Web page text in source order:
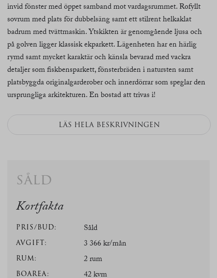
invid fönster med öppet samband mot vardagsrummet. Rofyllt
sovrum med plats för dubbelsäng samt ett stilrent helkaklat
badrum med tvättmaskin. Ytskikten är genomgående ljusa och
på golven ligger klassisk ekparkett. Lägenheten har en härlig
rymd samt mycket karaktär och känsla bevarad med vackra
detaljer som fiskbensparkett, fönsterbräden i natursten samt
platsbyggda originalgarderober och innerdörrar som speglar den
ursprungliga arkitekturen. En bostad att trivas i!
LÄS HELA BESKRIVNINGEN
såld
Kortfakta
PRIS/BUD: Såld
AVGIFT: 3 366 kr/mån
RUM: 2 rum
BOAREA: 42 kvm